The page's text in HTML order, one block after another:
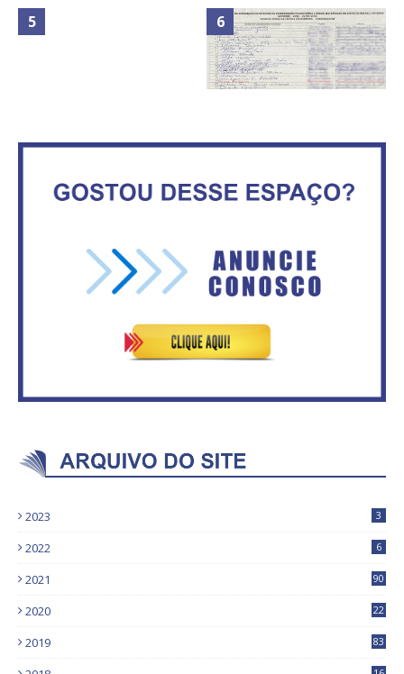
Maior São João do Cerrado
movimenta fim de semana em
Ceilândia
No Brasil do golpe, 61,5 mi de
Circulação de ar no túnel será
IFB abre inscrições para mais de
ATA DA 1ª REUNIÃO DA
ASVECOM DE 2016
2023 3
2022 6
2021 90
2020
22
2019
83